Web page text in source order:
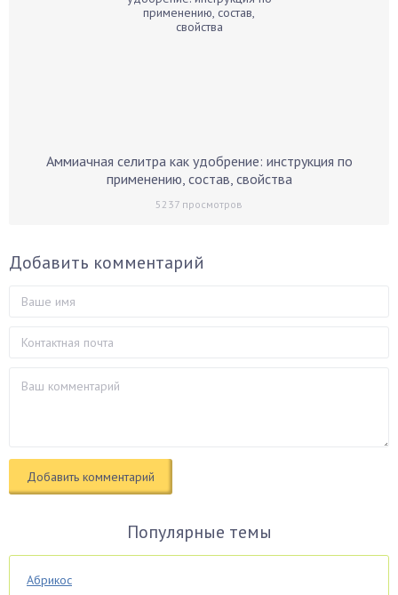
Аммиачная селитра как удобрение: инструкция по
применению, состав, свойства
5237 просмотров
Добавить комментарий
Популярные темы
Абрикос